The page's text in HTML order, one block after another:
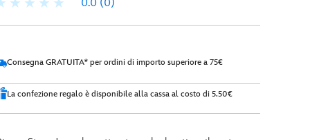
0.0 (0)
Consegna GRATUITA* per ordini di importo superiore a 75€
La confezione regalo è disponibile alla cassa al costo di 5.50€